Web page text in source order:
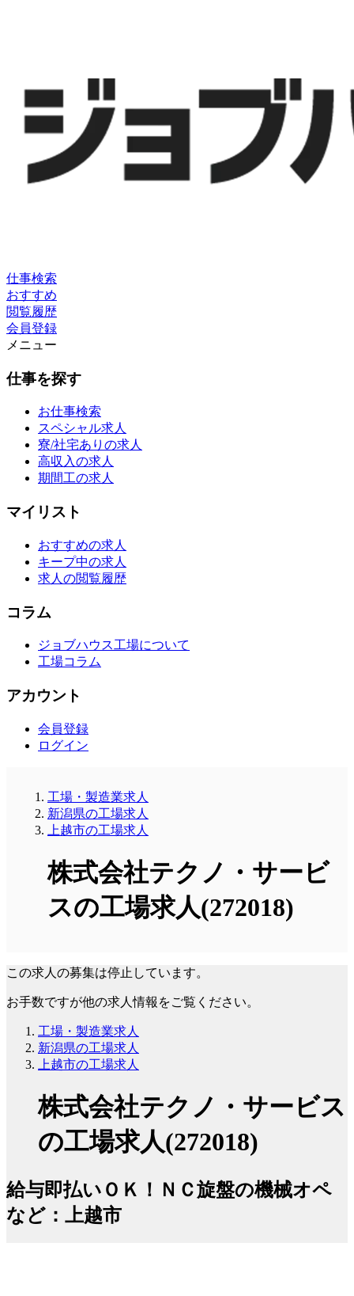
仕事検索
おすすめ
閲覧履歴
会員登録
メニュー
仕事を探す
お仕事検索
スペシャル求人
寮/社宅ありの求人
高収入の求人
期間工の求人
マイリスト
おすすめの求人
キープ中の求人
求人の閲覧履歴
コラム
ジョブハウス工場について
工場コラム
アカウント
会員登録
ログイン
工場・製造業求人
新潟県の工場求人
上越市の工場求人
株式会社テクノ・サービ
スの工場求人(272018)
この求人の募集は停止しています。
お手数ですが他の求人情報をご覧ください。
工場・製造業求人
新潟県の工場求人
上越市の工場求人
株式会社テクノ・サービス
の工場求人(272018)
給与即払いＯＫ！ＮＣ旋盤の機械オペ
など：上越市